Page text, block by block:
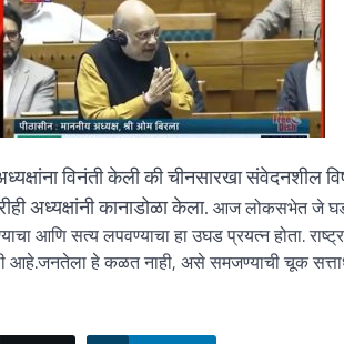
विनंती केली की चीनसारखा संवेदनशील
अध्यक्षांनी कानाडोळा केला. आज लोकसभेत जे
आणि सत्य लपवण्याचा हा उघड प्रयत्न होता.
आहे.जनतेला हे कळत नाही, असे समजण्याची चूक